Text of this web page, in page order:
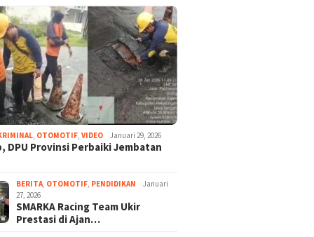
OTOMOTIF ,VIDEO Januari 29, 2026
DPU Provinsi Perbaiki Jembatan
BERITA OTOMOTIF PENDIDIKAN
Januari
27, 2026
SMARKA Racing Team Ukir
Prestasi di Ajan…